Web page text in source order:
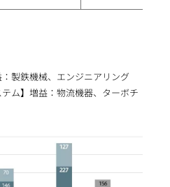
製鉄機械、エンジニアリング
ム】増益：物流機器、ターボチ